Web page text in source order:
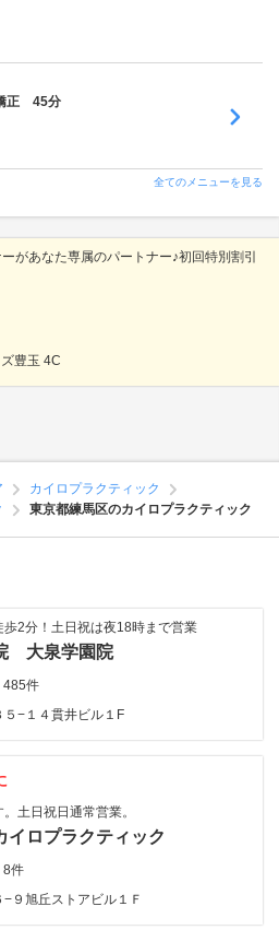
正 45分
全てのメニューを見る
があなた専属のパートナー♪初回特別割引
豊玉 4C
カイロプラクティック
東京都練馬区のカイロプラクティック
2分！土日祝は夜18時まで営業
大泉学園院
485件
−１４貫井ビル１F
土日祝日通常営業。
ロプラクティック
8件
９旭丘ストアビル１Ｆ